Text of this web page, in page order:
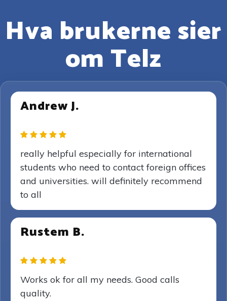
Hva brukerne sier
om Telz
Andrew J.
really helpful especially for international
students who need to contact foreign offices
and universities. will definitely recommend
to all
Rustem B.
Works ok for all my needs. Good calls
quality.